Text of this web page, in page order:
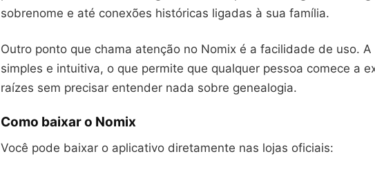
sobrenome e até conexões históricas ligadas à sua família.
Outro ponto que chama atenção no Nomix é a facilidade de uso.
simples e intuitiva, o que permite que qualquer pessoa comece a
raízes sem precisar entender nada sobre genealogia.
Como baixar o Nomix
Você pode baixar o aplicativo diretamente nas lojas oficiais: